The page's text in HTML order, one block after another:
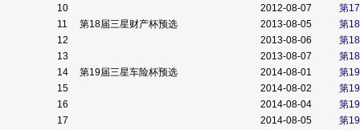
10
2012-08-07
第
11
第18届三星财产杯预选 2013-08-05
第
12
2013-08-06
第
13
2013-08-07
第
14
第19届三星车险杯预选 2014-08-01
第
15
2014-08-02
第
16
2014-08-04
第
17
2014-08-05
第